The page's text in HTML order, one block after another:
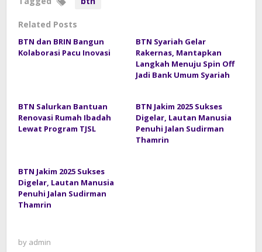
Related Posts
BTN dan BRIN Bangun
Kolaborasi Pacu Inovasi
BTN Syariah Gelar
Rakernas, Mantapkan
Langkah Menuju Spin Off
Jadi Bank Umum Syariah
BTN Salurkan Bantuan
Renovasi Rumah Ibadah
Lewat Program TJSL
BTN Jakim 2025 Sukses
Digelar, Lautan Manusia
Penuhi Jalan Sudirman
Thamrin
BTN Jakim 2025 Sukses
Digelar, Lautan Manusia
Penuhi Jalan Sudirman
Thamrin
by admin